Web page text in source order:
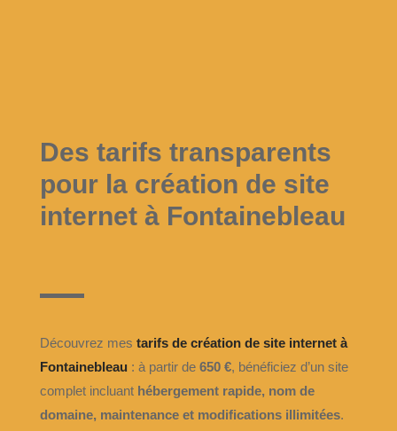
Des tarifs transparents
pour la création de site
internet à Fontainebleau
Découvrez mes tarifs de création de site internet à
Fontainebleau : à partir de 650 €, bénéficiez d’un site
complet incluant hébergement rapide, nom de
domaine, maintenance et modifications illimitées.